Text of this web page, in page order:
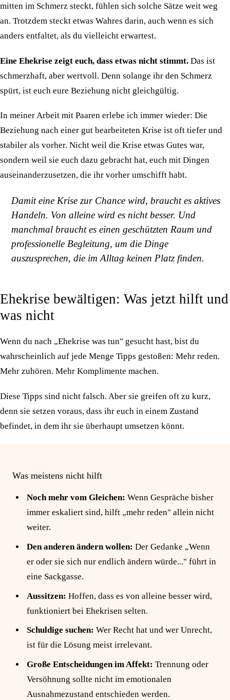
mitten im Schmerz steckt, fühlen sich solche Sätze weit weg
an. Trotzdem steckt etwas Wahres darin, auch wenn es sich
anders entfaltet, als du vielleicht erwartest.
Eine Ehekrise zeigt euch, dass etwas nicht stimmt. Das ist
schmerzhaft, aber wertvoll. Denn solange ihr den Schmerz
spürt, ist euch eure Beziehung nicht gleichgültig.
In meiner Arbeit mit Paaren erlebe ich immer wieder: Die
Beziehung nach einer gut bearbeiteten Krise ist oft tiefer und
stabiler als vorher. Nicht weil die Krise etwas Gutes war,
sondern weil sie euch dazu gebracht hat, euch mit Dingen
auseinanderzusetzen, die ihr vorher umschifft habt.
Damit eine Krise zur Chance wird, braucht es aktives
Handeln. Von alleine wird es nicht besser. Und
manchmal braucht es einen geschützten Raum und
professionelle Begleitung, um die Dinge
auszusprechen, die im Alltag keinen Platz finden.
Ehekrise bewältigen: Was jetzt hilft und
was nicht
Wenn du nach „Ehekrise was tun" gesucht hast, bist du
wahrscheinlich auf jede Menge Tipps gestoßen: Mehr reden.
Mehr zuhören. Mehr Komplimente machen.
Diese Tipps sind nicht falsch. Aber sie greifen oft zu kurz,
denn sie setzen voraus, dass ihr euch in einem Zustand
befindet, in dem ihr sie überhaupt umsetzen könnt.
Was meistens nicht hilft
Noch mehr vom Gleichen: Wenn Gespräche bisher
immer eskaliert sind, hilft „mehr reden" allein nicht
weiter.
Den anderen ändern wollen: Der Gedanke „Wenn
er oder sie sich nur endlich ändern würde..." führt in
eine Sackgasse.
Aussitzen: Hoffen, dass es von alleine besser wird,
funktioniert bei Ehekrisen selten.
Schuldige suchen: Wer Recht hat und wer Unrecht,
ist für die Lösung meist irrelevant.
Große Entscheidungen im Affekt: Trennung oder
Versöhnung sollte nicht im emotionalen
Ausnahmezustand entschieden werden.